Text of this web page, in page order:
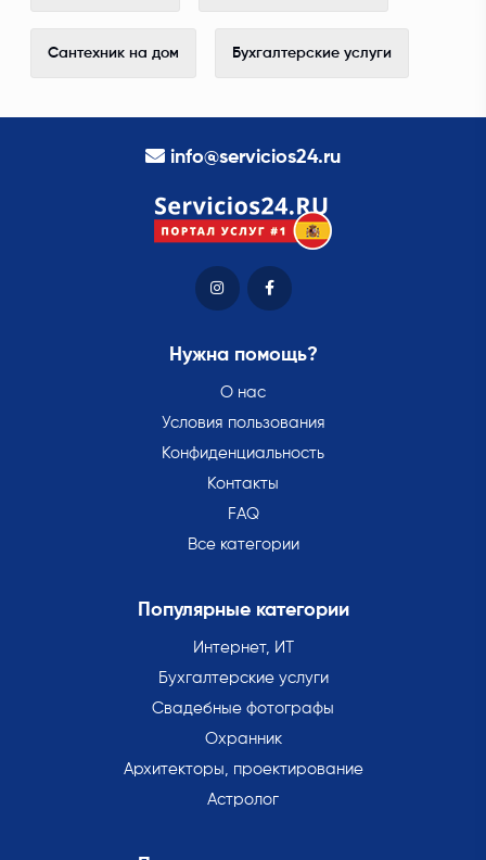
Сантехник на дом Бухгалтерские услуги
info@servicios24.ru
Нужна помощь?
О нас
Условия пользования
Конфиденциальность
Контакты
FAQ
Все категории
Популярные категории
Интернет, ИТ
Бухгалтерские услуги
Свадебные фотографы
Охранник
Архитекторы, проектирование
Астролог